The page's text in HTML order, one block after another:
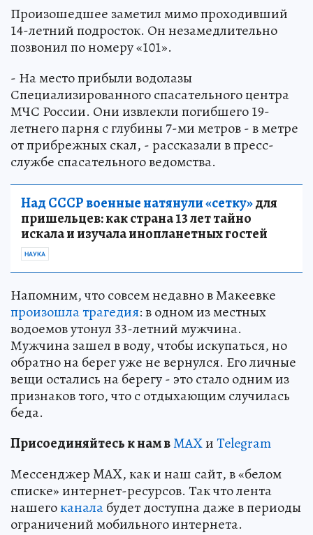
Произошедшее заметил мимо проходивший
14-летний подросток. Он незамедлительно
позвонил по номеру «101».
- На место прибыли водолазы
Специализированного спасательного центра
МЧС России. Они извлекли погибшего 19-
летнего парня с глубины 7-ми метров - в метре
от прибрежных скал, - рассказали в пресс-
службе спасательного ведомства.
Над СССР военные натянули «сетку»для
пришельцев: как страна 13 лет тайно
искала и изучала инопланетных гостей
НАУКА
Напомним, что совсем недавно в Макеевке
произошла трагедия: в одном из местных
водоемов утонул 33-летний мужчина.
Мужчина зашел в воду, чтобы искупаться, но
обратно на берег уже не вернулся. Его личные
вещи остались на берегу - это стало одним из
признаков того, что с отдыхающим случилась
беда.
Присоединяйтесь к нам вMAXиTelegram
Мессенджер MAX, как и наш сайт, в «белом
списке» интернет-ресурсов. Так что лента
нашегоканалабудет доступна даже в периоды
ограничений мобильного интернета.